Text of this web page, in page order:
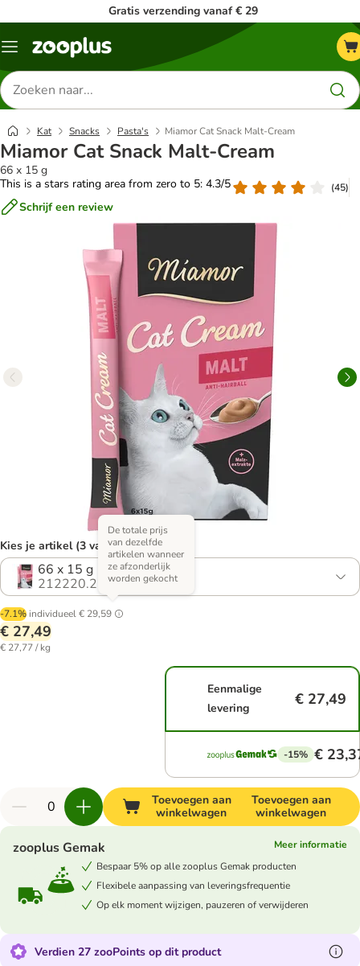
Gratis verzending vanaf € 29
Menu
Zoeken
naar
producten
Kat Snacks Pasta's Miamor Cat Snack Malt-Cream
Miamor Cat Snack Malt-Cream
66 x 15 g
This is a stars rating area from zero to 5: 4.3/5
(45)
Schrijf een review
Kies je artikel (3 varianten)
66 x 15 g
212220.2
-7.1% individueel€ 29,59
De totale prijs
van dezelfde
artikelen wanneer
ze afzonderlijk
worden gekocht
€ 27,49
€ 27,77 / kg
Eenmalige
levering
€ 27,49
-15% €
Toevoegen aan
winkelwagen
Toevoegen aan
winkelwagen
zooplus Gemak
Meer informatie
Bespaar 5% op alle zooplus Gemak producten
Flexibele aanpassing van leveringsfrequentie
Op elk moment wijzigen, pauzeren of verwijderen
Verdien 27 zooPoints op dit product